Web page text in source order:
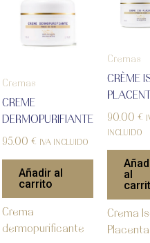
Cremas
CREME
DERMOPURIFIANTE
95.00 € IVA INCLUIDO
Añadir al
carrito
Crema
dermopurificante
Cremas
CRÈME
90.00 €
INCLUIDO
al
Crema
Placenta